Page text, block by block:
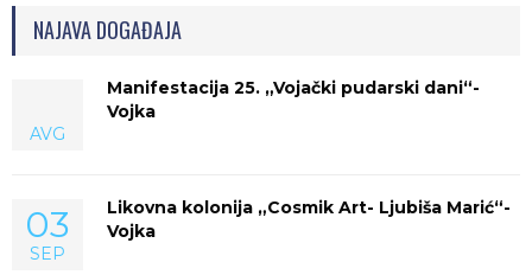
NAJAVA DOGAĐAJA
AVG
Manifestacija 25. „Vojački pudarski dani“-
Vojka
03
SEP
Likovna kolonija „Cosmik Art- Ljubiša Marić“-
Vojka